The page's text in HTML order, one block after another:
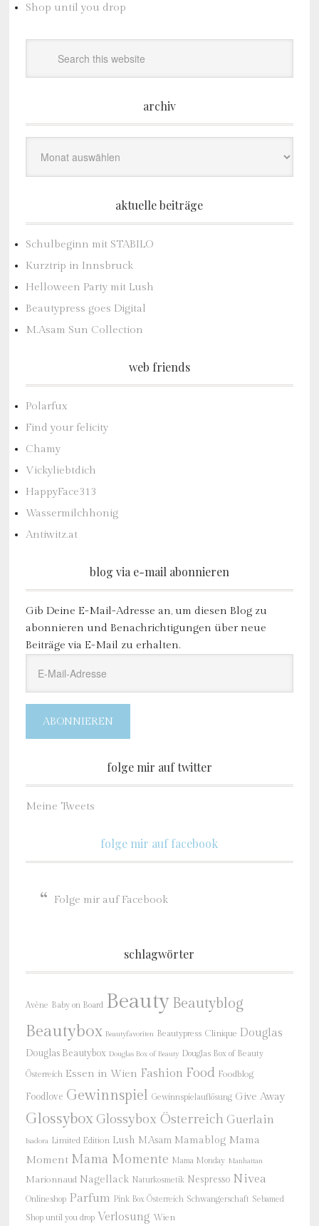
Shop until you drop
archiv
aktuelle beiträge
Schulbeginn mit STABILO
Kurztrip in Innsbruck
Helloween Party mit Lush
Beautypress goes Digital
M.Asam Sun Collection
web friends
Polarfux
Find your felicity
Chamy
Vickyliebtdich
HappyFace313
Wassermilchhonig
Antiwitz.at
blog via e-mail abonnieren
Gib Deine E-Mail-Adresse an, um diesen Blog zu
abonnieren und Benachrichtigungen über neue
Beiträge via E-Mail zu erhalten.
Mail-
Adresse
ABONNIEREN
folge mir auf twitter
Meine Tweets
folge mir auf facebook
Folge mir auf Facebook
schlagwörter
Avène Baby on Board Beauty Beautyblog
Beautybox Beautyfavoriten Beautypress Clinique Douglas
Douglas Beautybox Douglas Box of Beauty Douglas Box of Beauty
Österreich Essen in Wien Fashion Food Foodblog
Foodlove Gewinnspiel Gewinnspielauflösung Give Away
GlossyboxGlossybox Österreich Guerlain
Isadora Limited Edition Lush M.Asam Mamablog Mama
Moment Mama Momente Mama Monday Manhattan
Marionnaud Nagellack Naturkosmetik Nespresso Nivea
Onlineshop Parfum Pink Box Österreich Schwangerschaft Sebamed
Shop until you drop Verlosung Wien